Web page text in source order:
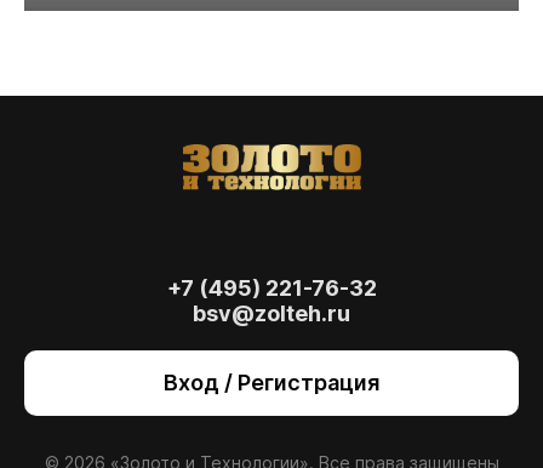
+7 (495) 221-76-32
bsv@zolteh.ru
Вход / Регистрация
© 2026 «Золото и Технологии». Все права защищены
также для анализа сайта и улучшения